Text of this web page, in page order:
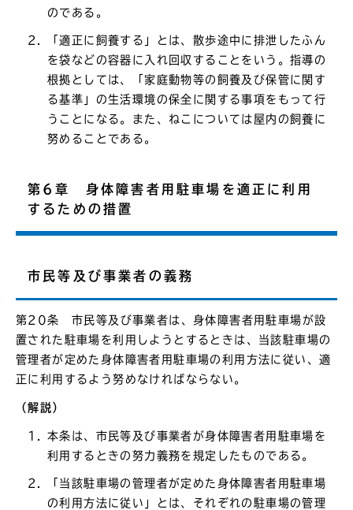
のである。
「適正に飼養する」とは、散歩途中に排泄したふん
を袋などの容器に入れ回収することをいう。指導の
根拠としては、「家庭動物等の飼養及び保管に関す
る基準」の生活環境の保全に関する事項をもって行
うことになる。また、ねこについては屋内の飼養に
努めることである。
第6章 身体障害者用駐車場を適正に利用
するための措置
市民等及び事業者の義務
第20条 市民等及び事業者は、身体障害者用駐車場が設
置された駐車場を利用しようとするときは、当該駐車場の
管理者が定めた身体障害者用駐車場の利用方法に従い、適
正に利用するよう努めなければならない。
（解説）
本条は、市民等及び事業者が身体障害者用駐車場を
利用するときの努力義務を規定したものである。
「当該駐車場の管理者が定めた身体障害者用駐車場
の利用方法に従い」とは、それぞれの駐車場の管理